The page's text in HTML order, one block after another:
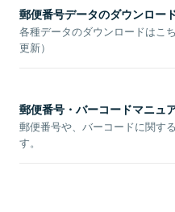
郵便番号データのダウンロー
各種データのダウンロードはこ
更新）
郵便番号・バーコードマニュ
郵便番号や、バーコードに関す
す。